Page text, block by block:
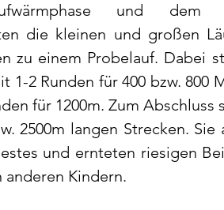
und dem
die kleinen und großen
zu einem Probelauf. Dabei
1-2 Runden für 400 bzw. 800
für 1200m. Zum
2500m langen Strecken.
und ernteten riesigen
anderen Kindern.